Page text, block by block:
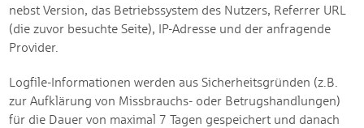
nebst Version, das Betriebssystem des Nutzers, Referrer URL
(die zuvor besuchte Seite), IP-Adresse und der anfragende
Provider.
Logfile-Informationen werden aus Sicherheitsgründen (z.B.
zur Aufklärung von Missbrauchs- oder Betrugshandlungen)
für die Dauer von maximal 7 Tagen gespeichert und danach